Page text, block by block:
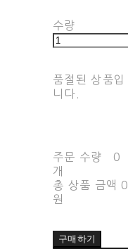
수량
품절된 상품입
니다.
주문 수량
0
개
총 상품 금액 0
원
구매하기